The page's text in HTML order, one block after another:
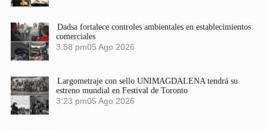
Dadsa fortalece controles ambientales en establecimientos
comerciales
3:58 pm05 Ago 2026
Largometraje con sello UNIMAGDALENA tendrá su
estreno mundial en Festival de Toronto
3:23 pm05 Ago 2026